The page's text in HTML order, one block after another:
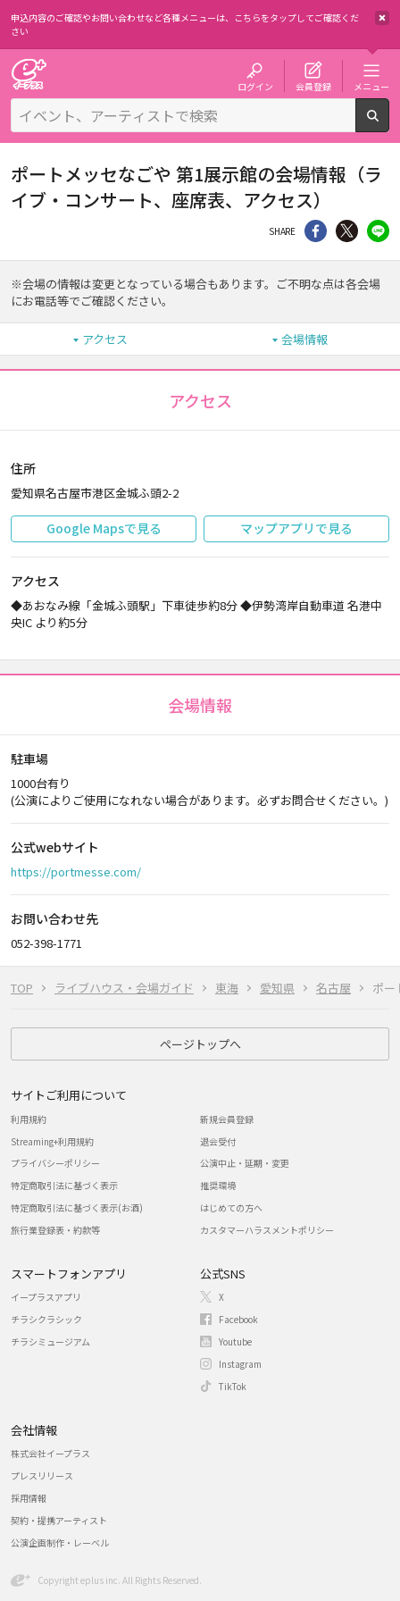
申込内容のご確認やお問い合わせなど各種メニューは、 こちらをタップしてご確認くだ
さい
ログイン 会員登録 メニュー
TOP ライブハウス・会場ガイド 東海 愛知県 名古屋 ポー
ポートメッセなごや 第1展示館の会場情報（ラ
イブ・コンサート、座席表、アクセス）
SHARE シェア Twitter
※会場の情報は変更となっている場合もあります。ご不明な点は各会場
にお電話等でご確認ください。
アクセス 会場情報
アクセス
住所
愛知県名古屋市港区金城ふ頭2-2
Google Mapsで見る マップアプリで見る
アクセス
◆あおなみ線「金城ふ頭駅」下車徒歩約8分 ◆伊勢湾岸自動車道 名港中
央IC より約5分
会場情報
駐車場
1000台有り
(公演によりご使用になれない場合があります。必ずお問合せください。)
公式webサイト
https://portmesse.com/
お問い合わせ先
052-398-1771
ページトップへ
サイトご利用について
利用規約
Streaming+利用規約
プライバシーポリシー
特定商取引法に基づく表示
特定商取引法に基づく表示(お酒)
旅行業登録表・約款等
新規会員登録
退会受付
公演中止・延期・変更
推奨環境
はじめての方へ
カスタマーハラスメントポリシー
スマートフォンアプリ
イープラスアプリ
チラシクラシック
チラシミュージアム
公式SNS
X
Facebook
Youtube
Instagram
TikTok
会社情報
株式会社イープラス
プレスリリース
採用情報
契約・提携アーティスト
公演企画制作・レーベル
Copyright eplus inc. All Rights Reserved.